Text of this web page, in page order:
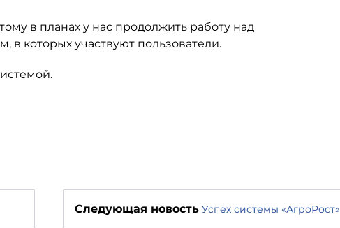
в планах у нас продолжить работу над
которых участвуют пользователи.
Следующая новость Успех системы «АгроРост»